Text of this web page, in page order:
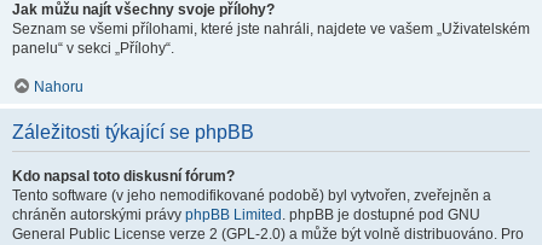
Jak můžu najít všechny svoje přílohy?
Seznam se všemi přílohami, které jste nahráli, najdete ve vašem „Uživatelském
panelu“ v sekci „Přílohy“.
Nahoru
Záležitosti týkající se phpBB
Kdo napsal toto diskusní fórum?
Tento software (v jeho nemodifikované podobě) byl vytvořen, zveřejněn a
chráněn autorskými právy phpBB Limited . phpBB je dostupné pod GNU
General Public License verze 2 (GPL-2.0) a může být volně distribuováno. Pro